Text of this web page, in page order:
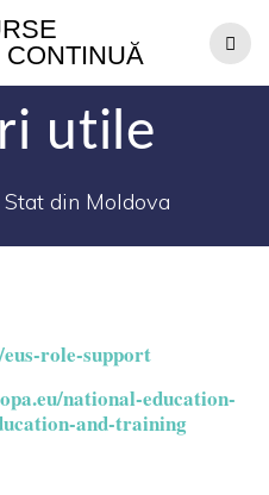
CONTINUĂ
utile
din Moldova
role-support
national-education-
and-training